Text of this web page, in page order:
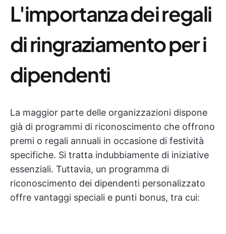
L'importanza dei regali
di ringraziamento per i
dipendenti
La maggior parte delle organizzazioni dispone
già di programmi di riconoscimento che offrono
premi o regali annuali in occasione di festività
specifiche. Si tratta indubbiamente di iniziative
essenziali. Tuttavia, un programma di
riconoscimento dei dipendenti personalizzato
offre vantaggi speciali e punti bonus, tra cui: